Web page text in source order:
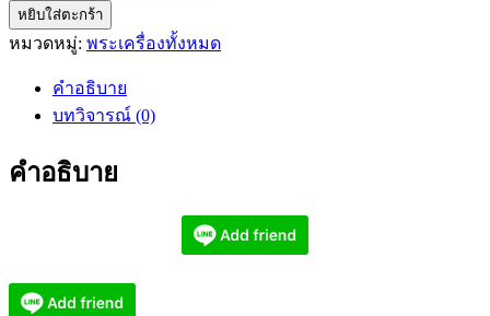
พ่อ
พราย
วัด
2567
(KM2852627)
หยิบใส่ตะกร้า
หมวดหมู่: พระเครื่องทั้งหมด
คำอธิบาย
บทวิจารณ์ (0)
คำอธิบาย